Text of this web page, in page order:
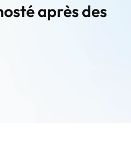
après des